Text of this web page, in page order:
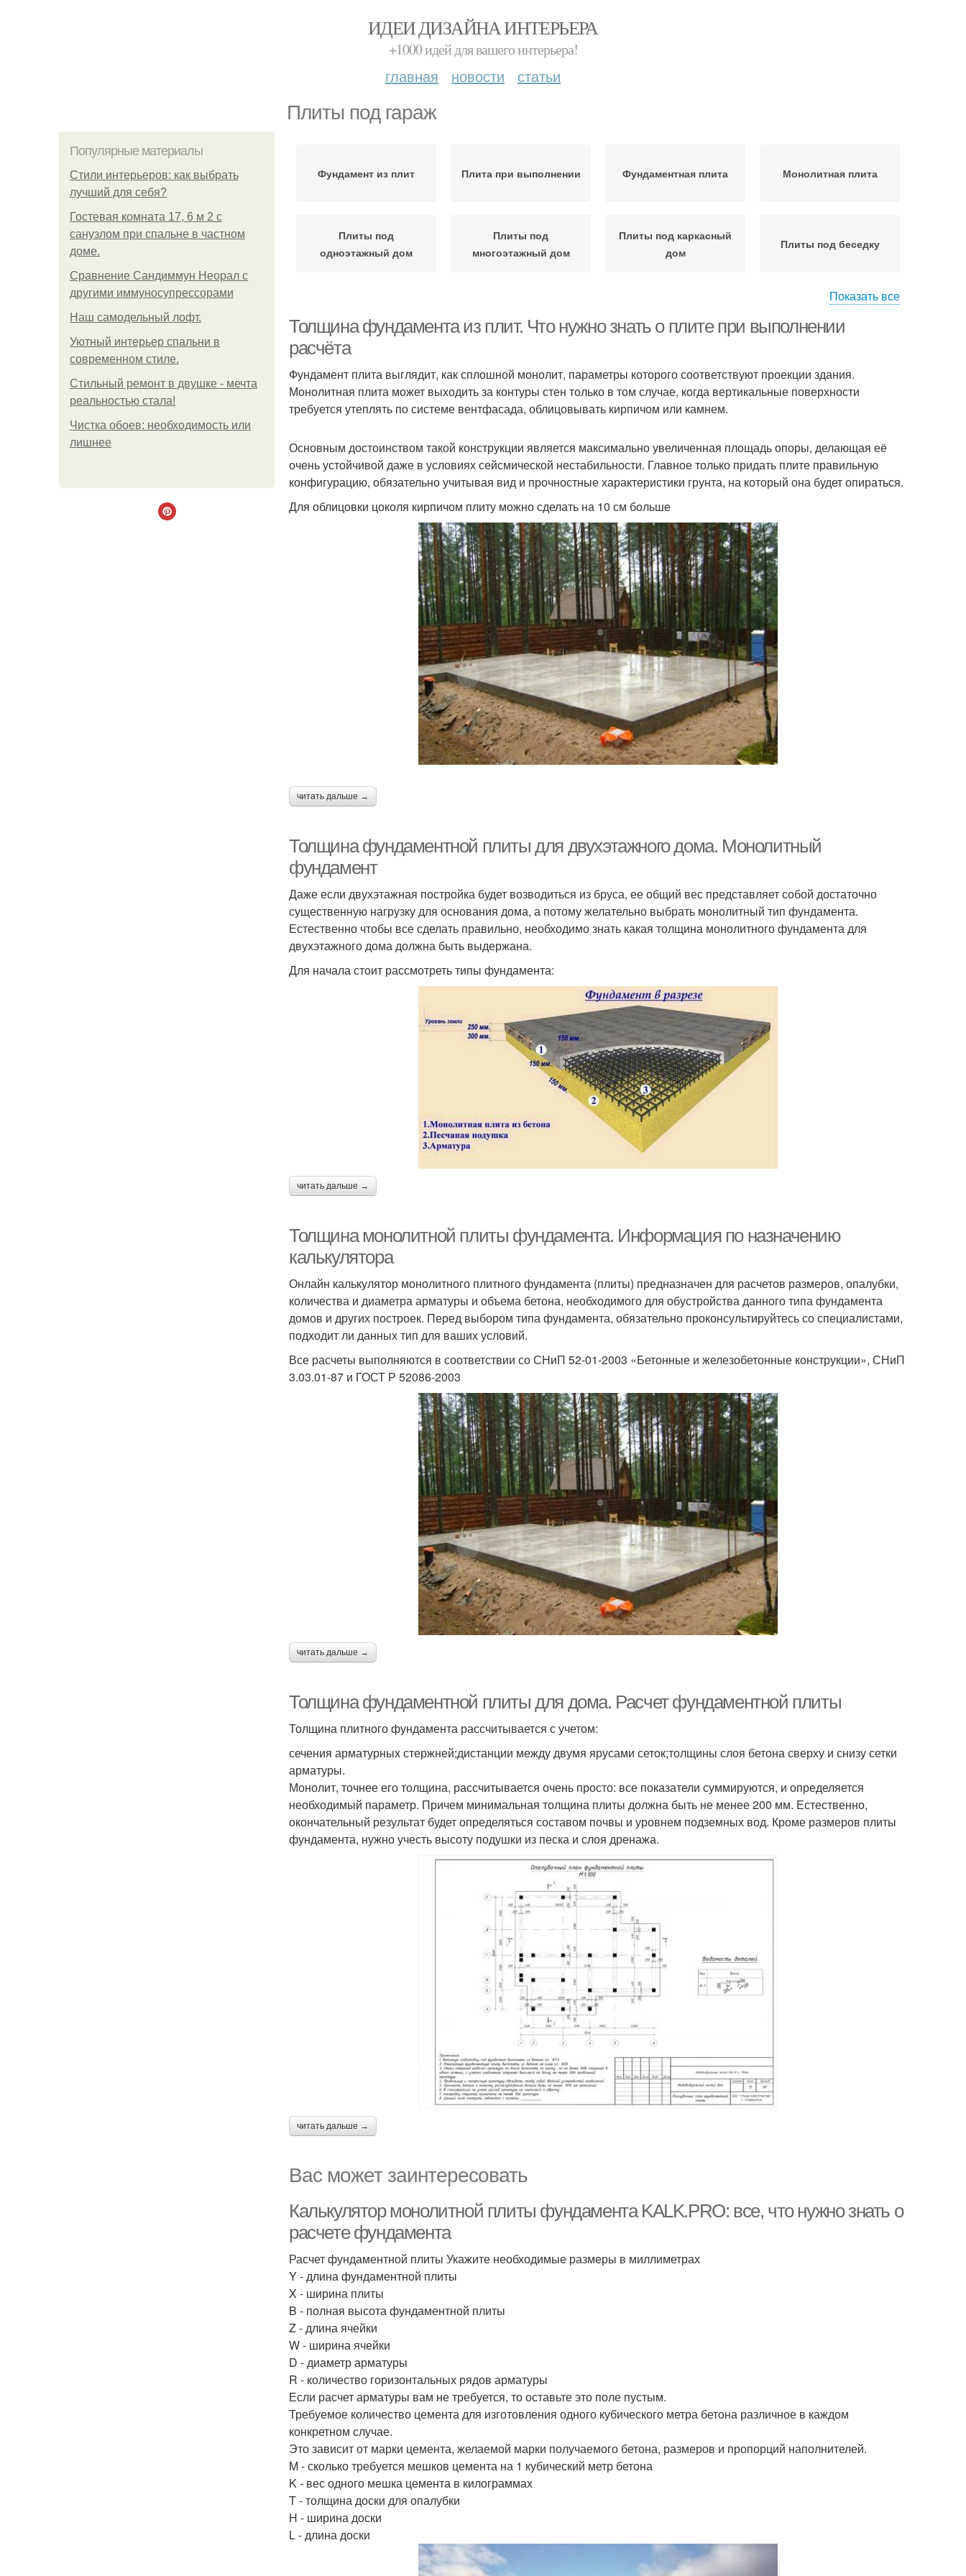
ИДЕИ ДИЗАЙНА ИНТЕРЬЕРА
+1000 идей для вашего интерьера!
главная новости статьи
Плиты под гараж
Популярные материалы
Стили интерьеров: как выбрать
лучший для себя?
Гостевая комната 17, 6 м 2 с
санузлом при спальне в частном
доме.
Сравнение Сандиммун Неорал с
другими иммуносупрессорами
Наш самодельный лофт.
Уютный интерьер спальни в
современном стиле.
Стильный ремонт в двушке - мечта
реальностью стала!
Чистка обоев: необходимость или
лишнее
Фундамент из плит Плита при выполнении Фундаментная плита Монолитная плита
Плиты под
одноэтажный дом
Плиты под
многоэтажный дом
Плиты под каркасный
дом
Плиты под беседку
Показать все
Толщина фундамента из плит. Что нужно знать о плите при выполнении
расчёта
Фундамент плита выглядит, как сплошной монолит, параметры которого соответствуют проекции здания.
Монолитная плита может выходить за контуры стен только в том случае, когда вертикальные поверхности
требуется утеплять по системе вентфасада, облицовывать кирпичом или камнем.
Основным достоинством такой конструкции является максимально увеличенная площадь опоры, делающая её
очень устойчивой даже в условиях сейсмической нестабильности. Главное только придать плите правильную
конфигурацию, обязательно учитывая вид и прочностные характеристики грунта, на который она будет опираться.
Для облицовки цоколя кирпичом плиту можно сделать на 10 см больше
читать дальше →
Толщина фундаментной плиты для двухэтажного дома. Монолитный
фундамент
Даже если двухэтажная постройка будет возводиться из бруса, ее общий вес представляет собой достаточно
существенную нагрузку для основания дома, а потому желательно выбрать монолитный тип фундамента.
Естественно чтобы все сделать правильно, необходимо знать какая толщина монолитного фундамента для
двухэтажного дома должна быть выдержана.
Для начала стоит рассмотреть типы фундамента:
читать дальше →
Толщина монолитной плиты фундамента. Информация по назначению
калькулятора
Онлайн калькулятор монолитного плитного фундамента (плиты) предназначен для расчетов размеров, опалубки,
количества и диаметра арматуры и объема бетона, необходимого для обустройства данного типа фундамента
домов и других построек. Перед выбором типа фундамента, обязательно проконсультируйтесь со специалистами,
подходит ли данных тип для ваших условий.
Все расчеты выполняются в соответствии со СНиП 52-01-2003 «Бетонные и железобетонные конструкции», СНиП
3.03.01-87 и ГОСТ Р 52086-2003
читать дальше →
Толщина фундаментной плиты для дома. Расчет фундаментной плиты
Толщина плитного фундамента рассчитывается с учетом:
сечения арматурных стержней;дистанции между двумя ярусами сеток;толщины слоя бетона сверху и снизу сетки
арматуры.
Монолит, точнее его толщина, рассчитывается очень просто: все показатели суммируются, и определяется
необходимый параметр. Причем минимальная толщина плиты должна быть не менее 200 мм. Естественно,
окончательный результат будет определяться составом почвы и уровнем подземных вод. Кроме размеров плиты
фундамента, нужно учесть высоту подушки из песка и слоя дренажа.
читать дальше →
Вас может заинтересовать
Калькулятор монолитной плиты фундамента KALK.PRO: все, что нужно знать о
расчете фундамента
Расчет фундаментной плиты Укажите необходимые размеры в миллиметрах
Y - длина фундаментной плиты
X - ширина плиты
B - полная высота фундаментной плиты
Z - длина ячейки
W - ширина ячейки
D - диаметр арматуры
R - количество горизонтальных рядов арматуры
Если расчет арматуры вам не требуется, то оставьте это поле пустым.
Требуемое количество цемента для изготовления одного кубического метра бетона различное в каждом
конкретном случае.
Это зависит от марки цемента, желаемой марки получаемого бетона, размеров и пропорций наполнителей.
M - сколько требуется мешков цемента на 1 кубический метр бетона
K - вес одного мешка цемента в килограммах
T - толщина доски для опалубки
H - ширина доски
L - длина доски